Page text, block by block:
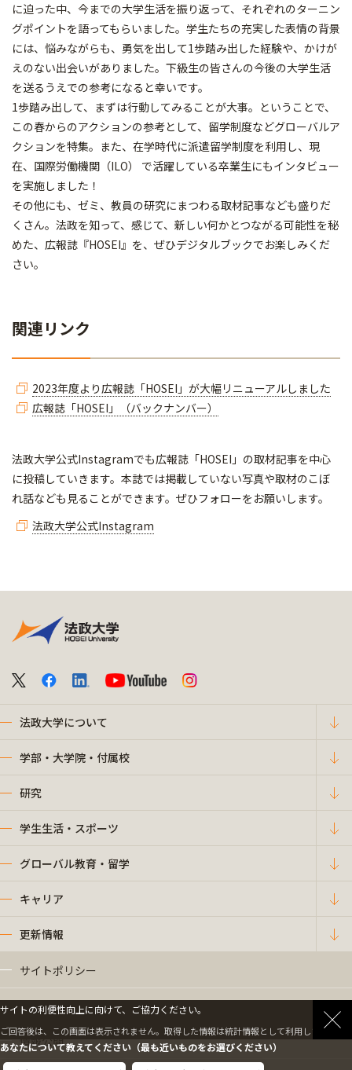
に迫った中、今までの大学生活を振り返って、それぞれのターニン
グポイントを語ってもらいました。学生たちの充実した表情の背景
には、悩みながらも、勇気を出して1歩踏み出した経験や、かけが
えのない出会いがありました。下級生の皆さんの今後の大学生活
を送るうえでの参考になると幸いです。
1歩踏み出して、まずは行動してみることが大事。ということで、
この春からのアクションの参考として、留学制度などグローバルア
クションを特集。また、在学時代に派遣留学制度を利用し、現
在、国際労働機関（ILO） で活躍している卒業生にもインタビュー
を実施しました！
その他にも、ゼミ、教員の研究にまつわる取材記事なども盛りだ
くさん。法政を知って、感じて、新しい何かとつながる可能性を秘
めた、広報誌『HOSEI』を、ぜひデジタルブックでお楽しみくだ
さい。
関連リンク
2023年度より広報誌「HOSEI」が大幅リニューアルしました
広報誌「HOSEI」（バックナンバー）
法政大学公式Instagramでも広報誌「HOSEI」の取材記事を中心
に投稿していきます。本誌では掲載していない写真や取材のこぼ
れ話なども見ることができます。ぜひフォローをお願いします。
法政大学公式Instagram
法政大学について
学部・大学院・付属校
研究
学生生活・スポーツ
グローバル教育・留学
キャリア
更新情報
サイトポリシー
プライバシーポリシー
情報公開
サイトの利便性向上に向けて、ご協力ください。
ご回答後は、この画面は表示されません。取得した情報は統計情報として利用します。
あなたについて教えてください（最も近いものをお選びください）